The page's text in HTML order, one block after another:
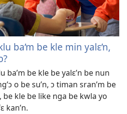
ba’m be kle min yalɛ’n,
ba’m be kle be yalɛ’n be nun
o be su’n, ɔ timan sran’m be
be kle be like nga be kwla yo
kan’n.